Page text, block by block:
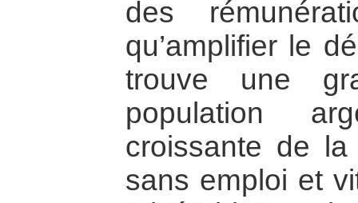
des
qu’amplifier le
trouve une
population
croissante de
sans emploi et